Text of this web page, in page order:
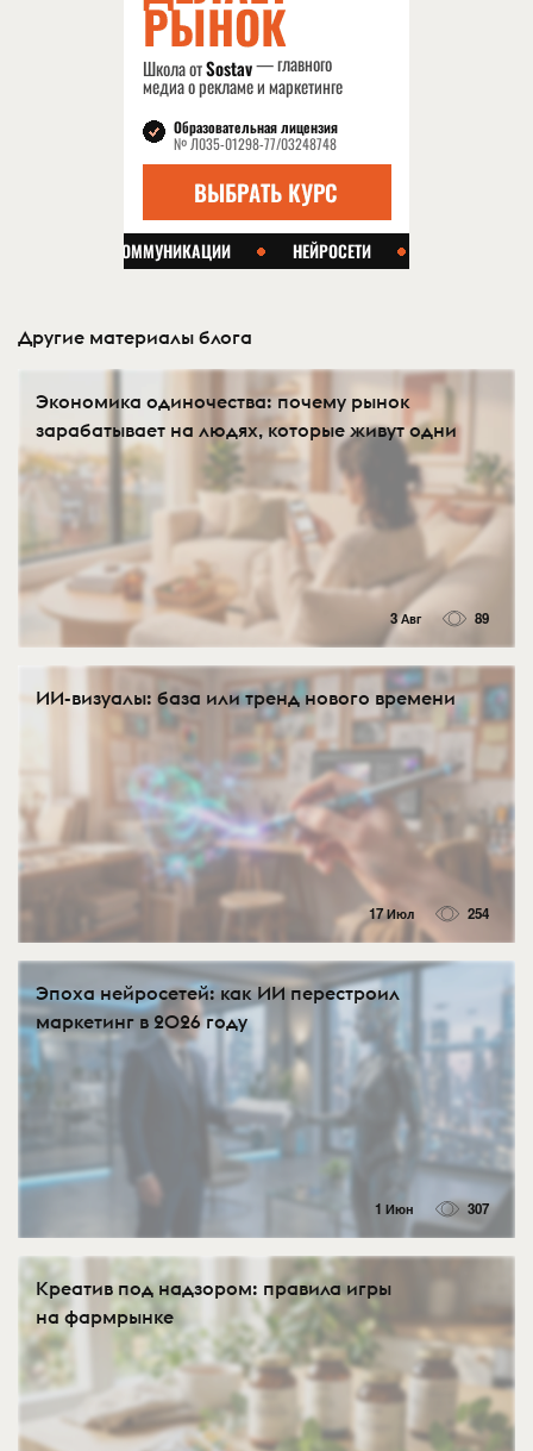
Другие материалы блога
Экономика одиночества: почему рынок
зарабатывает на людях, которые живут одни
3 Авг 89
ИИ-визуалы: база или тренд нового времени
17 Июл 254
Эпоха нейросетей: как ИИ перестроил
маркетинг в 2026 году
1 Июн 307
Креатив под надзором: правила игры
на фармрынке